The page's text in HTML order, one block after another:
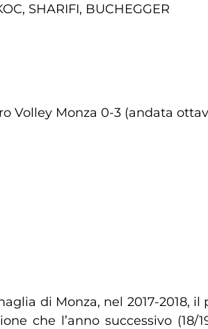
SHARIFI, BUCHEGGER
Volley Monza 0-3 (andata
di Monza, nel 2017-2018,
che l’anno successivo